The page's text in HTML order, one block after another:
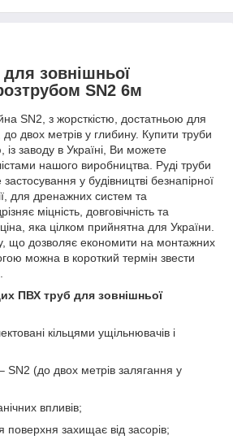
зовнішньої
розтрубом SN2 6м
SN2, з жорсткістю, достатньою для
двох метрів у глибину. Купити труби
заводу в Україні, Ви можете
нашого виробництва. Руді труби
у будівництві безнапірної
для дренажних систем та
міцність, довговічність та
яка цілком прийнятна для України.
що дозволяє економити на монтажних
можна в короткий термін звести
ПВХ труб для зовнішньої
кільцями ущільнювачів і
SN2 (до двох метрів залягання у
впливів;
поверхня захищає від засорів;